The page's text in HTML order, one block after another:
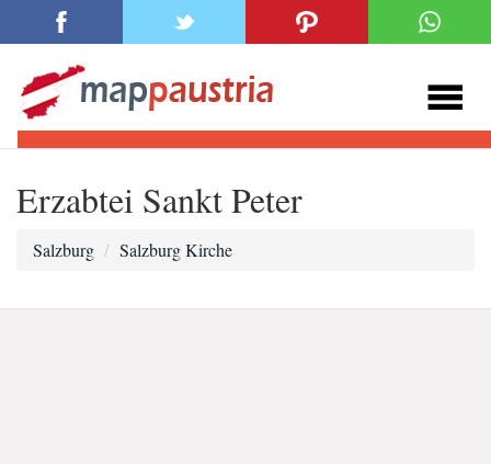
Erzabtei Sankt Peter
Salzburg Salzburg Kirche